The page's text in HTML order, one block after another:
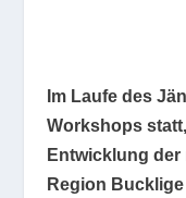
Im Laufe des
Workshops
Entwicklung der
Region